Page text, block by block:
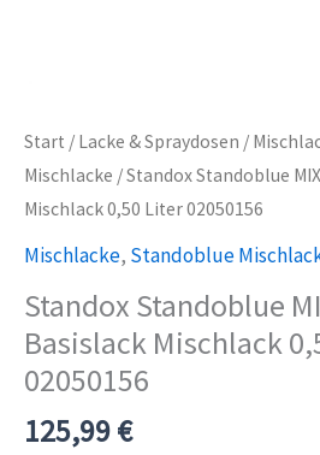
Start / Lacke & Spraydosen /
Mischlacke / Standox Standoblue
Mischlack 0,50 Liter 02050156
Mischlacke, Standoblue
Standox Standoblue
Basislack Mischlack
02050156
125,99€